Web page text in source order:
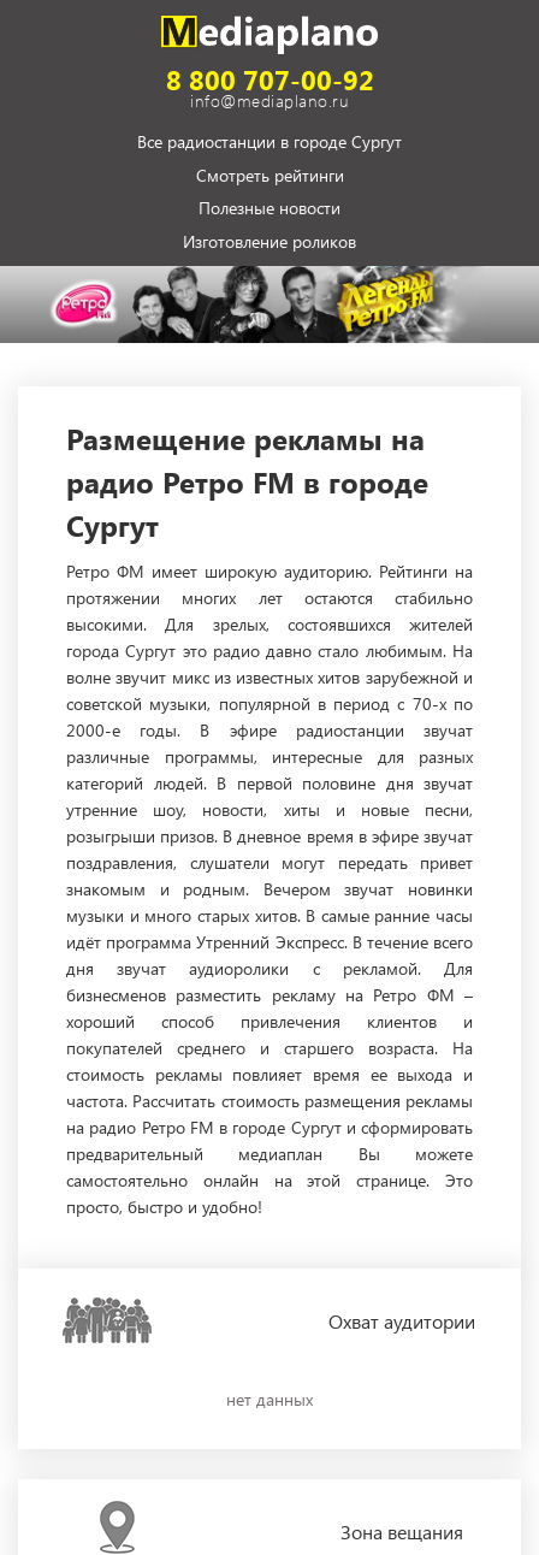
8 800 707-00-92
info@mediaplano.ru
Все радиостанции в городе Сургут
Смотреть рейтинги
Полезные новости
Изготовление роликов
Размещение рекламы на
радио Ретро FM в городе
Сургут
Ретро ФМ имеет широкую аудиторию. Рейтинги на
протяжении многих лет остаются стабильно
высокими. Для зрелых, состоявшихся жителей
города Сургут это радио давно стало любимым. На
волне звучит микс из известных хитов зарубежной и
советской музыки, популярной в период с 70-х по
2000-е годы. В эфире радиостанции звучат
различные программы, интересные для разных
категорий людей. В первой половине дня звучат
утренние шоу, новости, хиты и новые песни,
розыгрыши призов. В дневное время в эфире звучат
поздравления, слушатели могут передать привет
знакомым и родным. Вечером звучат новинки
музыки и много старых хитов. В самые ранние часы
идёт программа Утренний Экспресс. В течение всего
дня звучат аудиоролики с рекламой. Для
бизнесменов разместить рекламу на Ретро ФМ –
хороший способ привлечения клиентов и
покупателей среднего и старшего возраста. На
стоимость рекламы повлияет время ее выхода и
частота. Рассчитать стоимость размещения рекламы
на радио Ретро FM в городе Сургут и сформировать
предварительный медиаплан Вы можете
самостоятельно онлайн на этой странице. Это
просто, быстро и удобно!
Охватаудитории
нет данных
Зона вещания